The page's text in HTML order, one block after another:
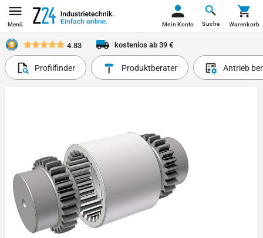
Menü Suche
Mein Konto Warenkorb
4.83 kostenlos ab 39 €
Profilfinder Produktberater Antrieb